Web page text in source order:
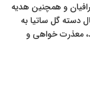
و همچنین هدیه
دسته گل ساتیا به
معذرت خواهی و